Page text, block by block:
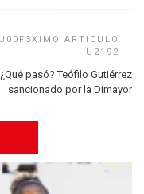
¿Qué pasó? Teófilo Gutiérrez
sancionado por la Dimayor